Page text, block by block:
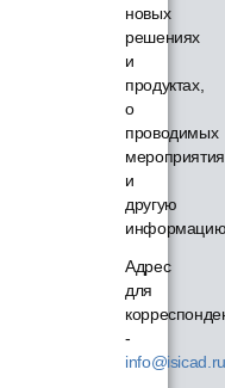
новых
решениях
и
продуктах,
о
проводимых
и
другую
Адрес
для
-
info@isicad.ru